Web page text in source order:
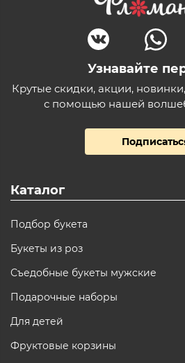
Узнавайте
Крутые скидки, акции,
с помощью нашей
Каталог
Подбор букета
Букеты из роз
Съедобные букеты мужские
Подарочные наборы
Для детей
Фруктовые корзины